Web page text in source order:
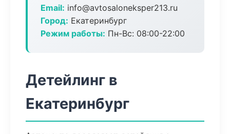
Email: info@avtosaloneksper213.ru
Город: Екатеринбург
Режим работы: Пн-Вс: 08:00-22:00
Детейлинг в
Екатеринбург